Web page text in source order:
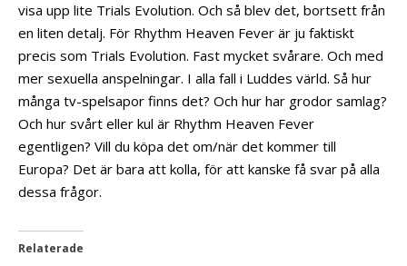
visa upp lite Trials Evolution. Och så blev det, bortsett från
en liten detalj. För Rhythm Heaven Fever är ju faktiskt
precis som Trials Evolution. Fast mycket svårare. Och med
mer sexuella anspelningar. I alla fall i Luddes värld. Så hur
många tv-spelsapor finns det? Och hur har grodor samlag?
Och hur svårt eller kul är Rhythm Heaven Fever
egentligen? Vill du köpa det om/när det kommer till
Europa? Det är bara att kolla, för att kanske få svar på alla
dessa frågor.
Relaterade